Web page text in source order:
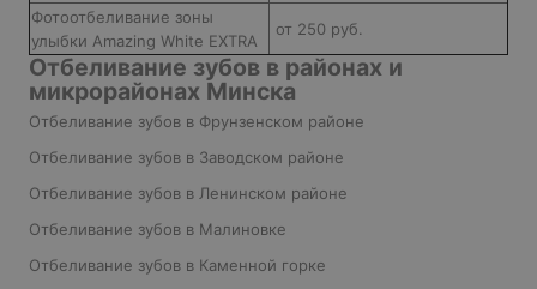
Фотоотбеливание зоны
улыбки Amazing White EXTRA
от 250 руб.
Отбеливание зубов в районах и
микрорайонах Минска
Отбеливание зубов в Фрунзенском районе
Отбеливание зубов в Заводском районе
Отбеливание зубов в Ленинском районе
Отбеливание зубов в Малиновке
Отбеливание зубов в Каменной горке